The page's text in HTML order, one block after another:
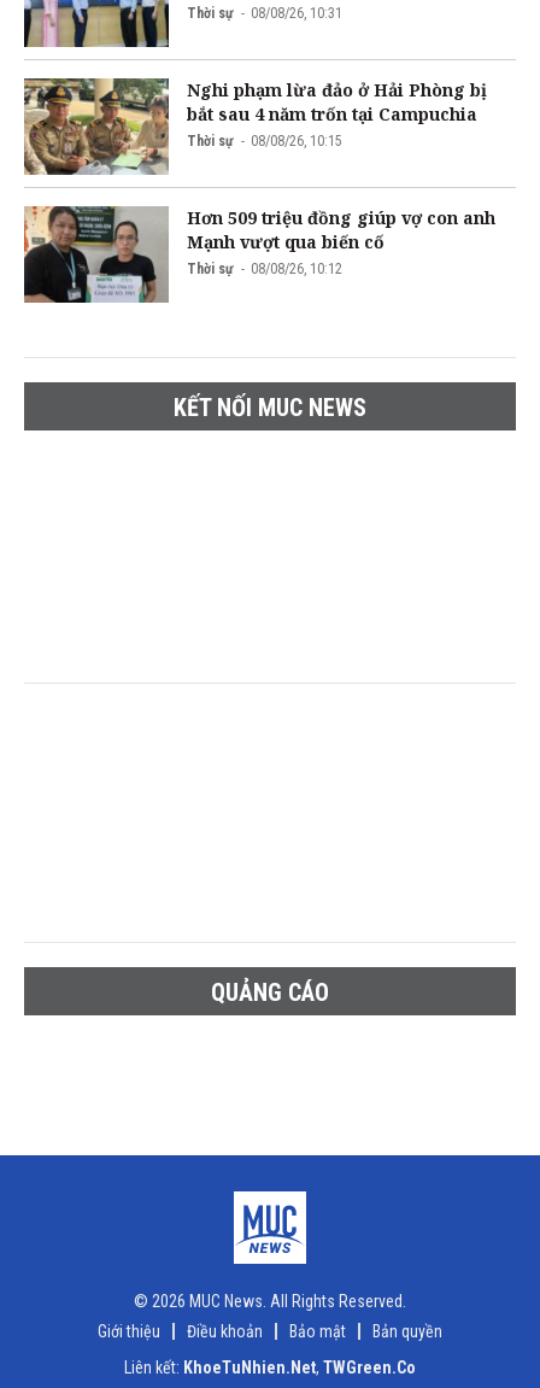
Thời sự 08/08/26, 10:31
Nghi phạm lừa đảo ở Hải Phòng bị
bắt sau 4 năm trốn tại Campuchia
Thời sự 08/08/26, 10:15
Hơn 509 triệu đồng giúp vợ con anh
Mạnh vượt qua biến cố
Thời sự 08/08/26, 10:12
KẾT NỐI MUC NEWS
QUẢNG CÁO
© 2026 MUC News. All Rights Reserved.
Giới thiệu
Điều khoản Bảo mật
Bản quyền
Liên kết: KhoeTuNhien.Net, TWGreen.Co